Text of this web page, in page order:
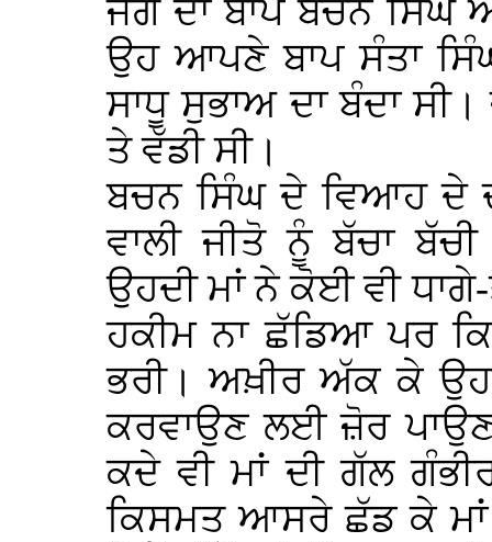
ਜੰਗੇ ਦਾ ਬਾਪ ਬਚਨ ਸਿੰਘ
ਉਹ ਆਪਣੇ ਬਾਪ ਸੰਤਾ
ਸਾਧੂ ਸੁਭਾਅ ਦਾ ਬੰਦਾ
ਤੇ ਵੱਡੀ ਸੀ।
ਬਚਨ ਸਿੰਘ ਦੇ ਵਿਆਹ ਦੇ
ਵਾਲੀ ਜੀਤੋ ਨੂੰ ਬੱਚਾ
ਉਹਦੀ ਮਾਂ ਨੇ ਕੋਈ ਵੀ
ਹਕੀਮ ਨਾ ਛੱਡਿਆ ਪਰ
ਭਰੀ। ਅਖ਼ੀਰ ਅੱਕ ਕੇ
ਕਰਵਾਉਣ ਲਈ ਜ਼ੋਰ
ਕਦੇ ਵੀ ਮਾਂ ਦੀ ਗੱਲ
ਕਿਸਮਤ ਆਸਰੇ ਛੱਡ ਕੇ